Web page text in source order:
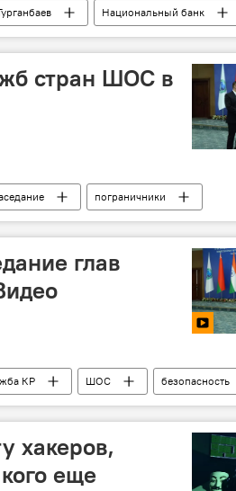
Национальный банк
стран ШОС в
пограничники
глав
КР ШОС
безопасность
Кулишов видео
хакеров,
еще